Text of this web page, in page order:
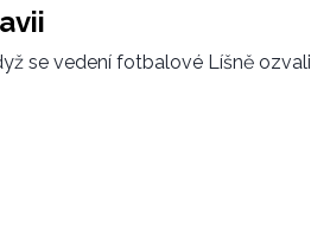
se vedení fotbalové Líšně ozvali